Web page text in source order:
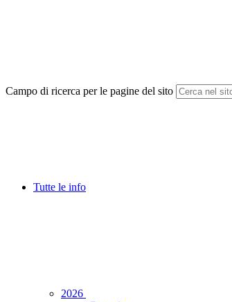
Campo di ricerca per le pagine del sito
Tutte le info
2026